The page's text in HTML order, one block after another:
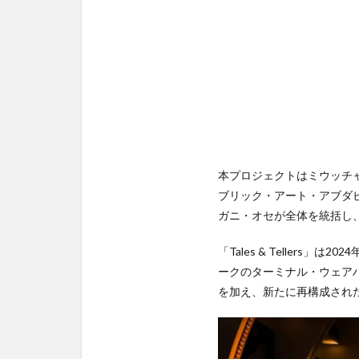
本プロジェクトはミウッチ
ブリック・アート・アブダ
ガニ・オセが全体を統括し
「Tales & Tellers」は
ークのターミナル・ウェア
を加え、新たに再構成され